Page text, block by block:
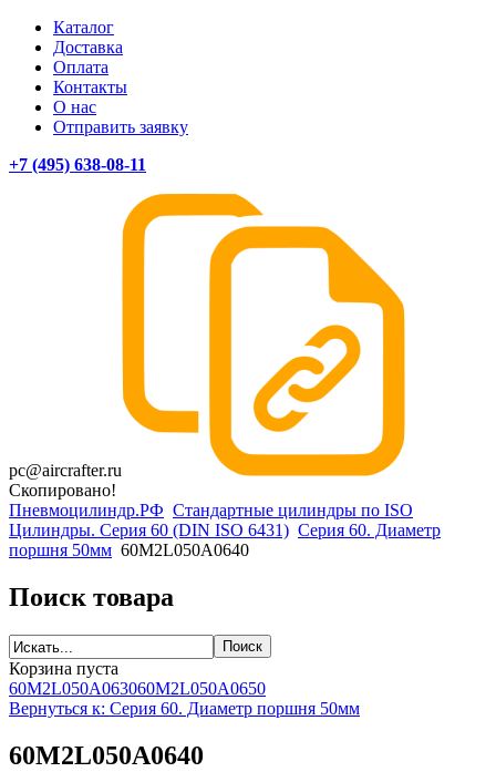
Каталог
Доставка
Оплата
Контакты
О нас
Отправить заявку
+7 (495) 638-08-11
pc@aircrafter.ru
Скопировано!
Пневмоцилиндр.РФ Стандартные цилиндры по ISO
Цилиндры. Серия 60 (DIN ISO 6431) Серия 60. Диаметр
поршня 50мм 60M2L050A0640
Поиск товара
Корзина пуста
60M2L050A063060M2L050A0650
Вернуться к: Серия 60. Диаметр поршня 50мм
60M2L050A0640